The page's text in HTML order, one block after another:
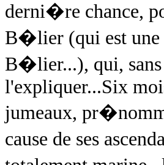
derni�re chance,
B�lier (qui est une
B�lier...), qui,
l'expliquer...Six
jumeaux,
cause de ses